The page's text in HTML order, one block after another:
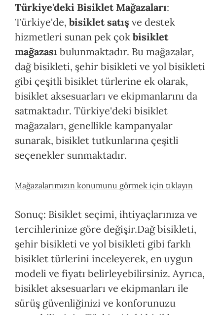
Türkiye'deki Bisiklet Mağazaları:
Türkiye'de, bisiklet satış ve destek
hizmetleri sunan pek çok bisiklet
mağazası bulunmaktadır. Bu mağazalar,
dağ bisikleti, şehir bisikleti ve yol bisikleti
gibi çeşitli bisiklet türlerine ek olarak,
bisiklet aksesuarları ve ekipmanlarını da
satmaktadır. Türkiye'deki bisiklet
mağazaları, genellikle kampanyalar
sunarak, bisiklet tutkunlarına çeşitli
seçenekler sunmaktadır.
Mağazalarımızın konumunu görmek için tıklayın
Sonuç: Bisiklet seçimi, ihtiyaçlarınıza ve
tercihlerinize göre değişir.Dağ bisikleti,
şehir bisikleti ve yol bisikleti gibi farklı
bisiklet türlerini inceleyerek, en uygun
modeli ve fiyatı belirleyebilirsiniz. Ayrıca,
bisiklet aksesuarları ve ekipmanları ile
sürüş güvenliğinizi ve konforunuzu